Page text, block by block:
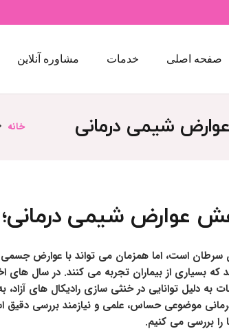
صفحه اصلی خدمات مشاوره آنلاین
شیمی درمانی خانه
عوارض شیمی درمانی؛
است، اما همزمان می تواند با عوارض
بسیاری از بیماران تجربه می کنند. در سال های
دلیل توانایی در خنثی سازی رادیکال های آزاد،
درمانی موضوعی حساس، علمی و نیازمند بررسی
را بررسی می کنیم.